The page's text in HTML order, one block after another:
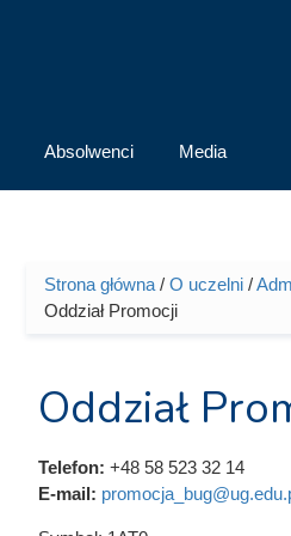
Absolwenci Media
Jesteś tutaj
Strona główna/ O uczelni/
Oddział Promocji
Oddział
Telefon: +48 58 523 32 14
E-mail: